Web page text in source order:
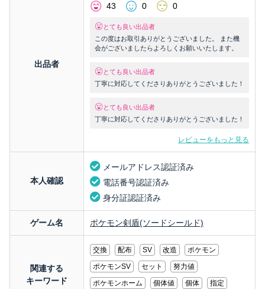
出品者
43
0 0
とても良い出品者
この度はお取引ありがとうございました。 また機
会がございましたらよろしくお願いいたします。
とても良い出品者
丁寧に対応してくださりありがとうございました！
とても良い出品者
丁寧に対応してくださりありがとうございました！
レビューをもっと見る
本人確認
メールアドレス認証済み
電話番号認証済み
身分証認証済み
ゲーム名 ポケモン剣盾(ソードシールド)
関連する
キーワード
交換 配布 SV 改造
ポケモン
ポケモンSV
セット
努力値
ポケモンホーム
個体値 個体 指定